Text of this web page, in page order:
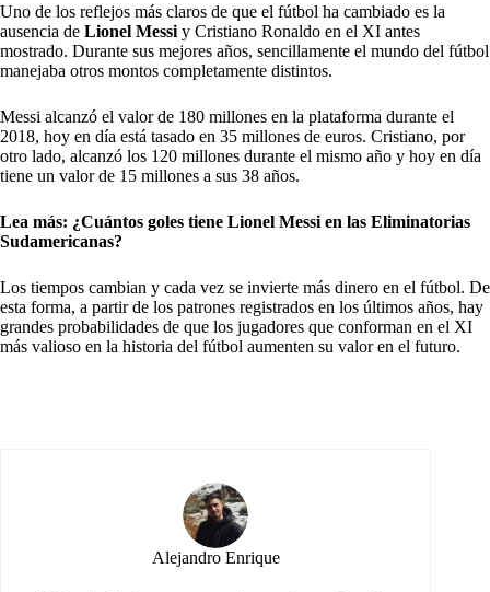
Uno de los reflejos más claros de que el fútbol ha cambiado es la
ausencia de Lionel Messi y Cristiano Ronaldo en el XI antes
mostrado. Durante sus mejores años, sencillamente el mundo del fútbol
manejaba otros montos completamente distintos.
Messi alcanzó el valor de 180 millones en la plataforma durante el
2018, hoy en día está tasado en 35 millones de euros. Cristiano, por
otro lado, alcanzó los 120 millones durante el mismo año y hoy en día
tiene un valor de 15 millones a sus 38 años.
Lea más: ¿Cuántos goles tiene Lionel Messi en las Eliminatorias
Sudamericanas?
Los tiempos cambian y cada vez se invierte más dinero en el fútbol. De
esta forma, a partir de los patrones registrados en los últimos años, hay
grandes probabilidades de que los jugadores que conforman en el XI
más valioso en la historia del fútbol aumenten su valor en el futuro.
Alejandro Enrique